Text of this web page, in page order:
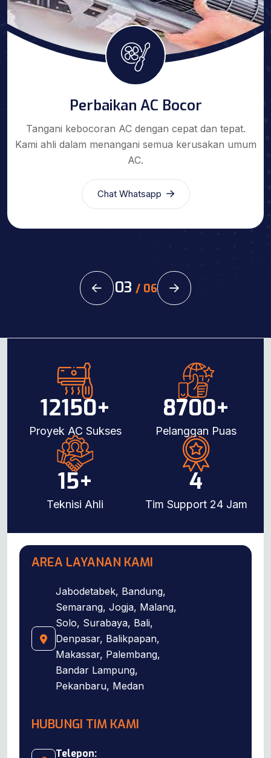
Perbaikan AC Bocor
Tangani kebocoran AC dengan cepat dan tepat.
Kami ahli dalam menangani semua kerusakan umum
AC.
Chat Whatsapp
03 / 06
12150+
Proyek AC Sukses
8700+
Pelanggan Puas
15+
Teknisi Ahli
4
Tim Support 24 Jam
AREA LAYANAN KAMI
Jabodetabek, Bandung,
Semarang, Jogja, Malang,
Solo, Surabaya, Bali,
Denpasar, Balikpapan,
Makassar, Palembang,
Bandar Lampung,
Pekanbaru, Medan
HUBUNGI TIM KAMI
Telepon: